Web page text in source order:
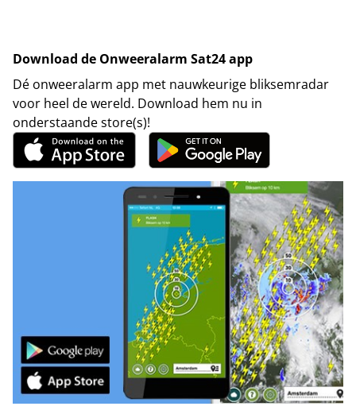
Download de Onweeralarm Sat24 app
Dé onweeralarm app met nauwkeurige bliksemradar
voor heel de wereld. Download hem nu in
onderstaande store(s)!